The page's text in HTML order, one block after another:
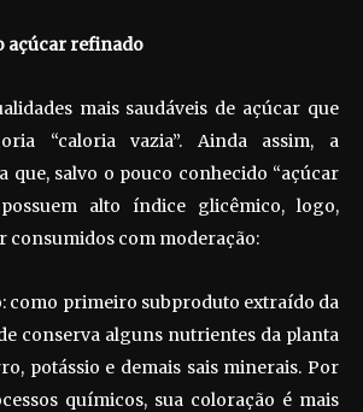
açúcar refinado
mais saudáveis de açúcar que
“caloria vazia”. Ainda assim, a
que, salvo o pouco conhecido “açúcar
alto índice glicêmico, logo,
consumidos com moderação:
como primeiro subproduto extraído da
conserva alguns nutrientes da planta
potássio e demais sais minerais. Por
químicos, sua coloração é mais